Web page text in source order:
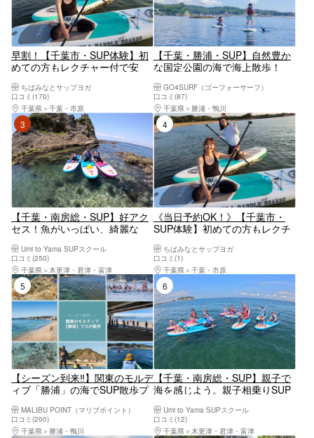
早割！【千葉市・SUP体験】初
めての方もレクチャー付で安
安全な湾内で開催 若者グルー
プ、カップルにオススメ！
ちばみなとサップヨガ
口コミ(170)
千葉県
千葉・市原
【千葉・勝浦・SUP】自然豊か
な国定公園の海で海上散歩！
GO4SURF（ゴーフォーサーフ）
口コミ(87)
千葉県
勝浦・鴨川
3位
【千葉・南房総・SUP】好アク
セス！魚がいっぱい、綺麗な
Umi to Yama SUPスクール
口コミ(250)
千葉県
木更津・君津・富津
4位
《当日予約OK！》【千葉市・
SUP体験】初めての方もレクチ
（2時間）安全な湾内で開催
若者グループ、カップルにオス
スメ！
ちばみなとサップヨガ
口コミ(1)
千葉県
千葉・市原
5位
【シーズン到来‼】関東のモルデ
ィブ「勝浦」の海でSUP散歩プ
MALIBU POINT（マリブポイント）
口コミ(200)
千葉県
勝浦・鴨川
【千葉・南房総・SUP】親子で
海を感じよう。親子相乗りSUP
Umi to Yama SUPスクール
口コミ(12)
千葉県
木更津・君津・富津